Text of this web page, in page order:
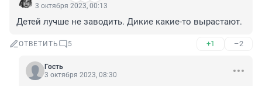
3 октября 2023, 00:13
Детей лучше не заводить. Дикие какие-то вырастают.
ОТВЕТИТЬ 5 +1 –2
Гость
3 октября 2023, 08:30